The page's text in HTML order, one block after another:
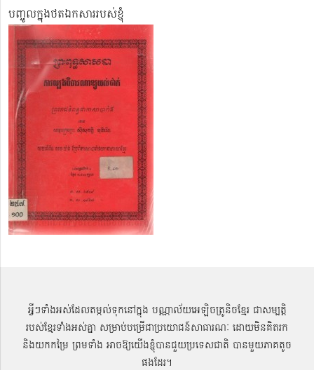
បញ្ចូលក្នុងថតឯកសាររបស់ខ្ញុំ
អ្វីៗទាំងអស់ដែលតម្កល់ទុកនៅក្នុង បណ្ណាល័យអេឡិចត្រូនិចខ្មែរ ជាសម្បតិ្ត
របស់ខ្មែរទាំងអស់គ្នា សម្រាប់បម្រើជាប្រយោជន៍សាធារណៈ ដោយមិនគិតរក
និងយកកម្រៃ ព្រមទាំង អាចឱ្យយើងខ្ញុំបានជួយប្រទេសជាតិ បានមួយភាគតូច
ផងដែរ។